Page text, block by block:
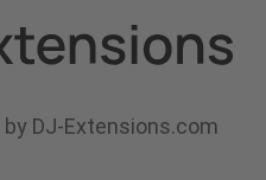
by DJ-Extensions.com